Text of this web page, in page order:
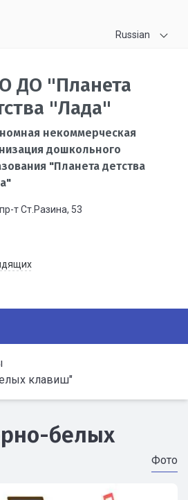
Russian
ДО "Планета
"Лада"
некоммерческая
дошкольного
"Планета детства
т Ст.Разина, 53
клавиш"
белых
Фото